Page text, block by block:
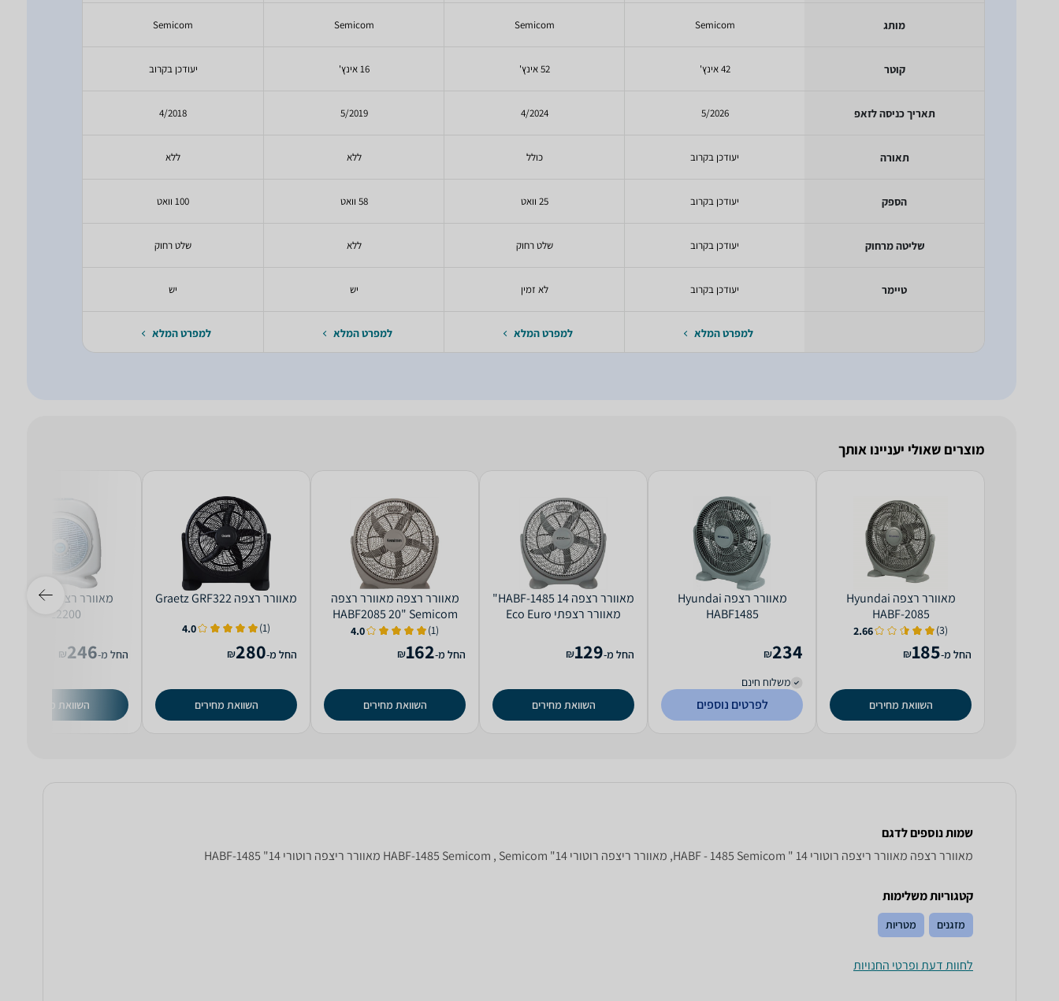
מותג
קוטר
תאריך כניסה לזאפ
תאורה
הספק
שליטה מרחוק
טיימר
Semicom
42 אינץ'
5/2026
יעודכן בקרוב
יעודכן בקרוב
יעודכן בקרוב
יעודכן בקרוב
למפרט המלא
Semicom
52 אינץ'
4/2024
כולל
25 וואט
שלט רחוק
לא זמין
למפרט המלא
Semicom
16 אינץ'
5/2019
ללא
58 וואט
ללא
יש
למפרט המלא
Semicom
יעודכן בקרוב
4/2018
ללא
100 וואט
שלט רחוק
יש
למפרט המלא
מוצרים שאולי יעניינו אותך
‏מאוורר רצפה Hyundai
HABF-2085
(3)
2.66
החל מ-185
₪
השוואת מחירים
‏מאוורר רצפה Hyundai
HABF1485
234
₪
משלוח חינם
לפרטים נוספים
‏מאוורר רצפה HABF-1485 14"
מאוורר רצפתי Eco Euro
החל מ-129
₪
השוואת מחירים
‏מאוורר רצפה מאוורר רצפה
HABF2085 20" Semicom
(1)
4.0
החל מ-162
₪
השוואת מחירים
‏מאוורר רצפה Graetz GRF322
(1)
4.0
החל מ-280
₪
השוואת מחירים
‏מאוורר רצפה Universe
NRL2200
החל מ-246
₪
השוואת מחירים
שמות נוספים לדגם
‏מאוורר רצפה מאוורר ריצפה רוטורי 14 " HABF - 1485 Semicom, מאוורר ריצפה רוטורי 14" HABF-1485 Semicom , Semicom מאוורר ריצפה רוטורי 14" HABF-1485
קטגוריות משלימות
מזגנים מטריות
לחוות דעת ופרטי החנויות